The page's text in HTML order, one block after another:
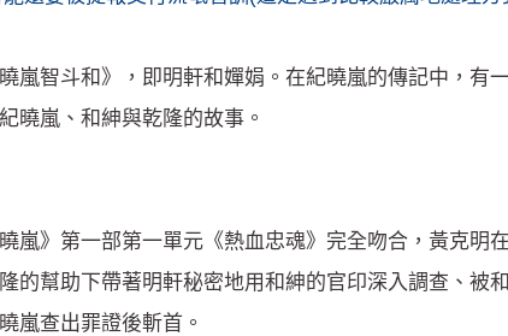
嵐智斗和》，即明軒和嬋娟。在紀曉嵐的傳記中，
曉嵐、和紳與乾隆的故事。
嵐》第一部第一單元《熱血忠魂》完全吻合，黃克
的幫助下帶著明軒秘密地用和紳的官印深入調查、
嵐查出罪證後斬首。